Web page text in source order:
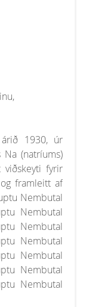
1930, úr
Na (natríums)
fyrir
framleitt af
Nembutal
Nembutal
Nembutal
Nembutal
Nembutal
Nembutal
Nembutal